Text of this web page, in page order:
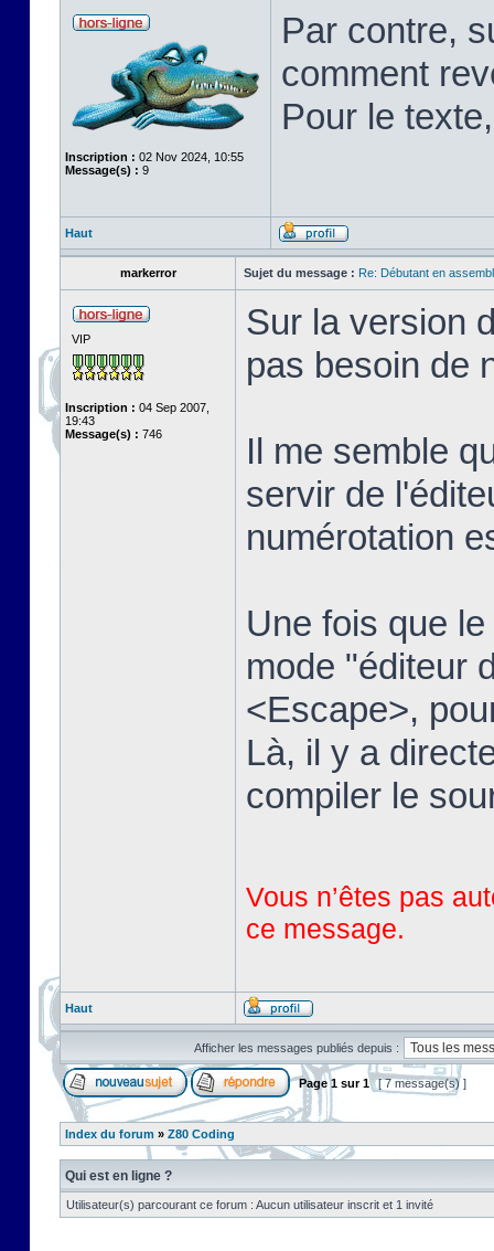
Inscription : 02 Nov 2024, 10:55
Message(s) : 9
Par contre,
comment
Pour le
Haut
markerror Sujet du message : Re: Débutant en
VIP
Inscription : 04 Sep 2007,
19:43
Message(s) : 746
Sur la version
pas besoin de
Il me semble
servir de
numérotation
Une fois que
mode "éditeur
<Escape>,
Là, il y a
compiler le
Vous n’êtes pas
ce message.
Haut
Afficher les messages publiés depuis :
Page1 sur1 [ 7 message(s) ]
Index du forum » Z80 Coding
Qui est en ligne ?
Utilisateur(s) parcourant ce forum : Aucun utilisateur inscrit et 1 invité